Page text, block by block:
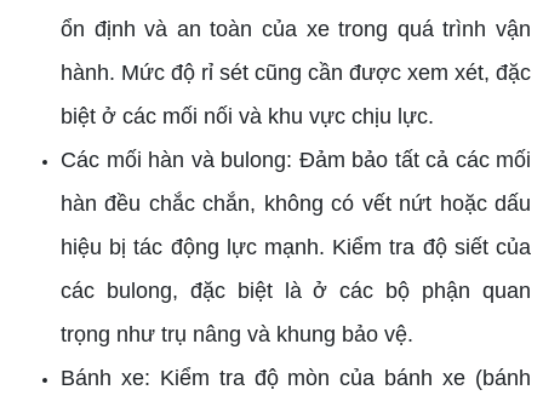
ổn định và an toàn của xe trong quá trình vận
hành. Mức độ rỉ sét cũng cần được xem xét, đặc
biệt ở các mối nối và khu vực chịu lực.
Các mối hàn và bulong: Đảm bảo tất cả các mối
hàn đều chắc chắn, không có vết nứt hoặc dấu
hiệu bị tác động lực mạnh. Kiểm tra độ siết của
các bulong, đặc biệt là ở các bộ phận quan
trọng như trụ nâng và khung bảo vệ.
Bánh xe: Kiểm tra độ mòn của bánh xe (bánh